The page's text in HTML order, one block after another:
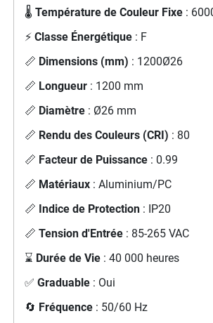
🌡️ Température de Couleur Fixe:
⚡ Classe Énergétique: F
📏 Dimensions (mm) : 1200Ø26
📏 Longueur: 1200 mm
📏 Diamètre: Ø26 mm
📏 Rendu des Couleurs (CRI) : 80
📏 Facteur de Puissance: 0.99
📏 Matériaux: Aluminium/PC
📏 Indice de Protection: IP20
📏 Tension d'Entrée: 85-265 VAC
⌛ Durée de Vie: 40 000 heures
✅ Graduable: Oui
🔄 Fréquence: 50/60 Hz